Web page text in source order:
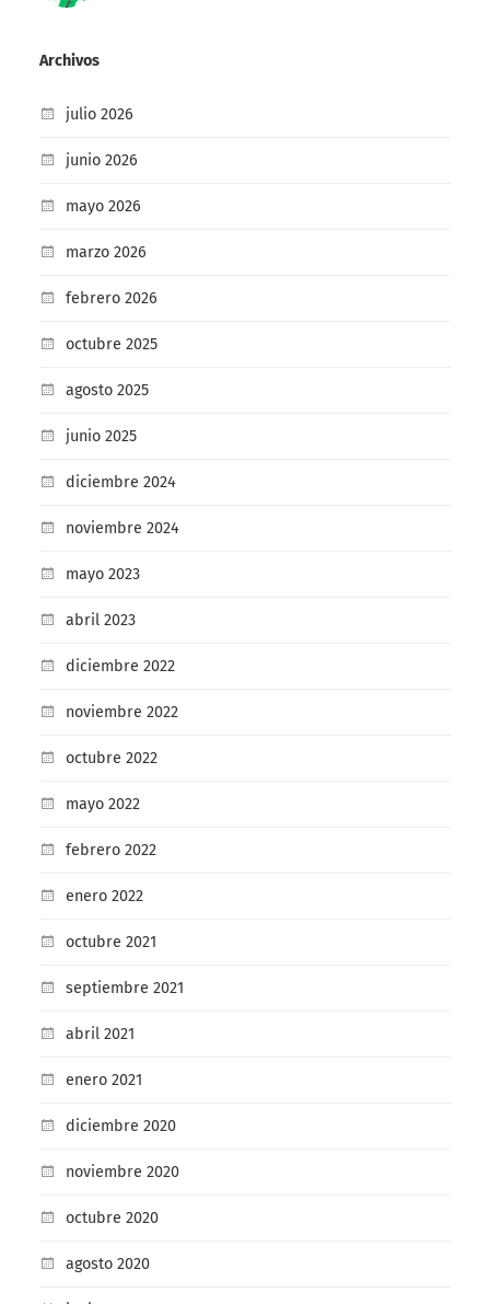
Archivos
julio 2026
junio 2026
mayo 2026
marzo 2026
febrero 2026
octubre 2025
agosto 2025
junio 2025
diciembre 2024
noviembre 2024
mayo 2023
abril 2023
diciembre 2022
noviembre 2022
octubre 2022
mayo 2022
febrero 2022
enero 2022
octubre 2021
septiembre 2021
abril 2021
enero 2021
diciembre 2020
noviembre 2020
octubre 2020
agosto 2020